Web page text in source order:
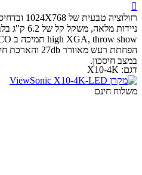

במצב חיסכון.
דגם: X10-4K
משלוח חינם